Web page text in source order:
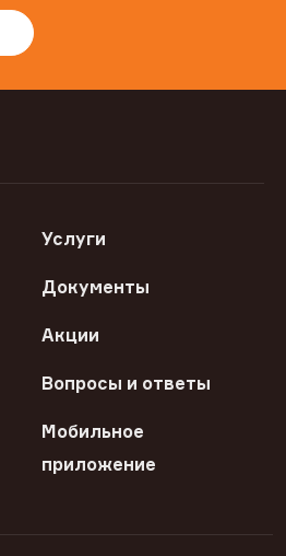
Услуги
Документы
Акции
Вопросы и ответы
Мобильное
приложение